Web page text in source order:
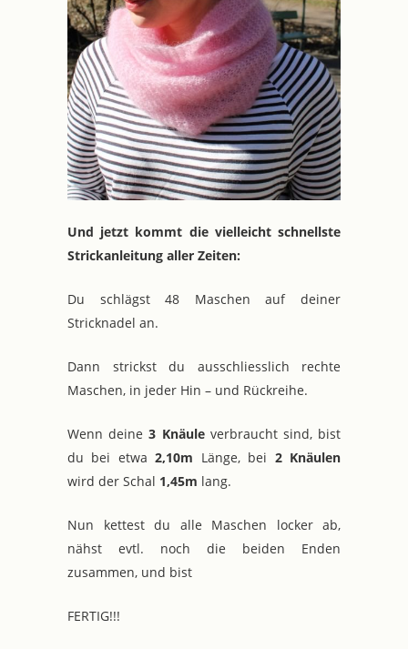
Und jetzt kommt die vielleicht schnellste
Strickanleitung aller Zeiten:
Du schlägst 48 Maschen auf deiner
Stricknadel an.
Dann strickst du ausschliesslich rechte
Maschen, in jeder Hin – und Rückreihe.
Wenn deine3 Knäuleverbraucht sind, bist
du bei etwa2,10m Länge, bei 2 Knäulen
wird der Schal 1,45m lang.
Nun kettest du alle Maschen locker ab,
nähst evtl. noch die beiden Enden
zusammen, und bist
FERTIG!!!